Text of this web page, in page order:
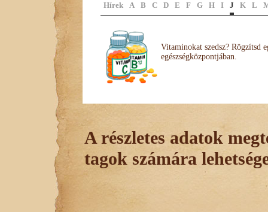
Hírek A B C D E F G H I J K L
Vitaminokat szedsz? Rögzítsd
egészségközpontjában.
A részletes adatok
tagok számára